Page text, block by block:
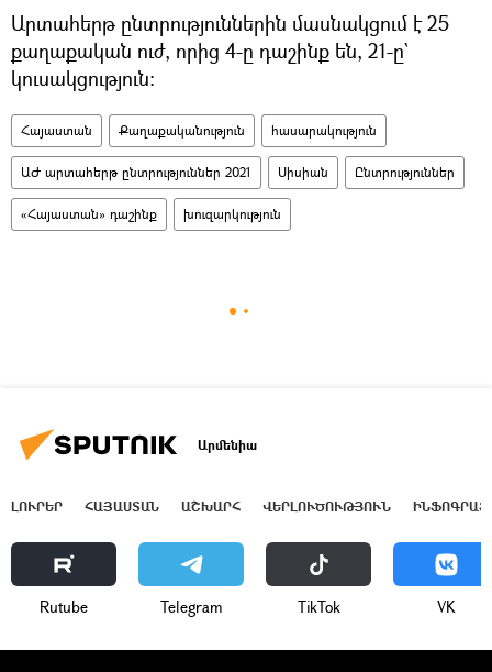
Արտահերթ ընտրություններին մասնակցում է 25
քաղաքական ուժ, որից 4-ը դաշինք են, 21-ը`
կուսակցություն։
Հայաստան Քաղաքականություն հասարակություն
ԱԺ արտահերթ ընտրություններ 2021 Սիսիան Ընտրություններ
«Հայաստան» դաշինք խուզարկություն
Արմենիա
ԼՈՒՐԵՐ ՀԱՅԱՍՏԱՆ ԱՇԽԱՐՀ ՎԵՐԼՈՒԾՈՒԹՅՈՒՆ
Rutube Telegram ТikТоk VK